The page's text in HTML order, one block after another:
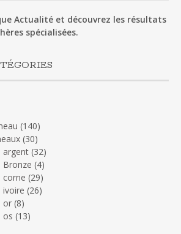
Actualité et découvrez les résultats
spécialisées.
(140)
(30)
argent (32)
Bronze (4)
corne (29)
ivoire (26)
or (8)
os (13)